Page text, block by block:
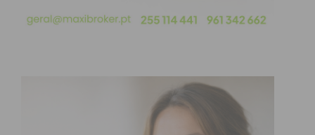
O arranque do evento faz-se com a primeira edição
Rapazes da Rambóia,
. O concerto está marcado para as 22h00,
no centro da freguesia, e a organização lançou um